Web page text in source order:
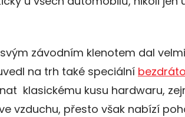
závodním klenotem dal
na trh také speciální
klasickému kusu hardwaru,
vzduchu, přesto však nabízí